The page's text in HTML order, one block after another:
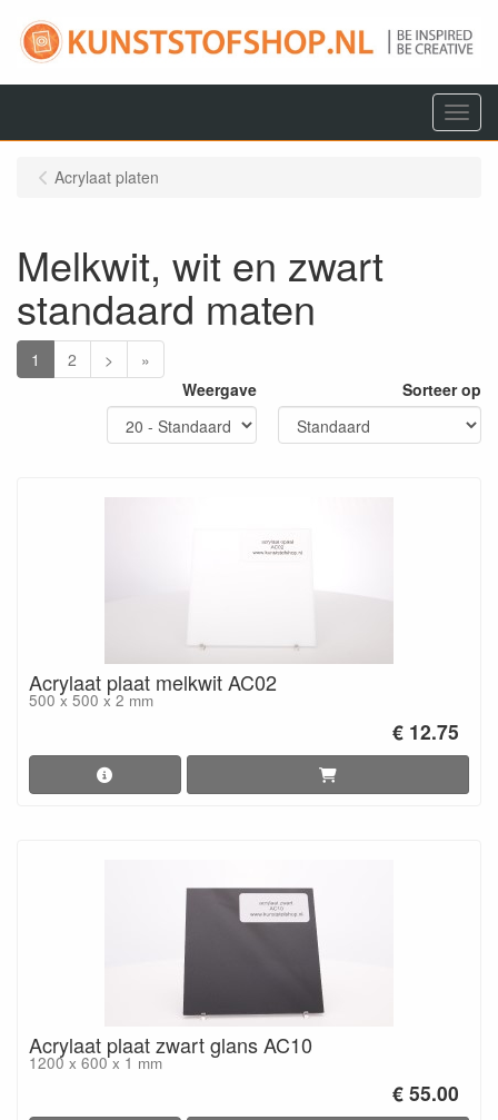
Menu
Acrylaat platen
Melkwit, wit en zwart
standaard maten
1 2 >
»
Weergave
Sorteer op
Acrylaat plaat melkwit AC02
500 x 500 x 2 mm
€ 12.75
Acrylaat plaat zwart glans AC10
1200 x 600 x 1 mm
€ 55.00